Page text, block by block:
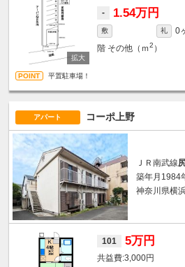
- 1.54万円
敷 礼
0
階 その他（ｍ2 ）
平置駐車場！
アパート コーポ上野
ＪＲ南武線
築年月1984
神奈川県横
101 5万円
3,000円